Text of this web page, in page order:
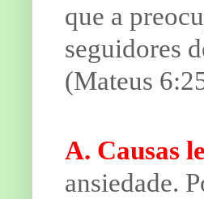
que a
seguidores
(Mateus
A. Causas
ansiedade.